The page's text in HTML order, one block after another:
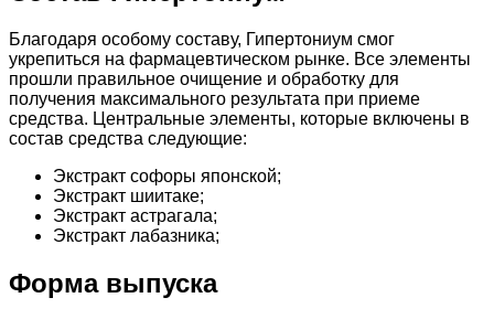
Благодаря особому составу, Гипертониум смог
укрепиться на фармацевтическом рынке. Все элементы
прошли правильное очищение и обработку для
получения максимального результата при приеме
средства. Центральные элементы, которые включены в
состав средства следующие:
Экстракт софоры японской;
Экстракт шиитаке;
Экстракт астрагала;
Экстракт лабазника;
Форма выпуска